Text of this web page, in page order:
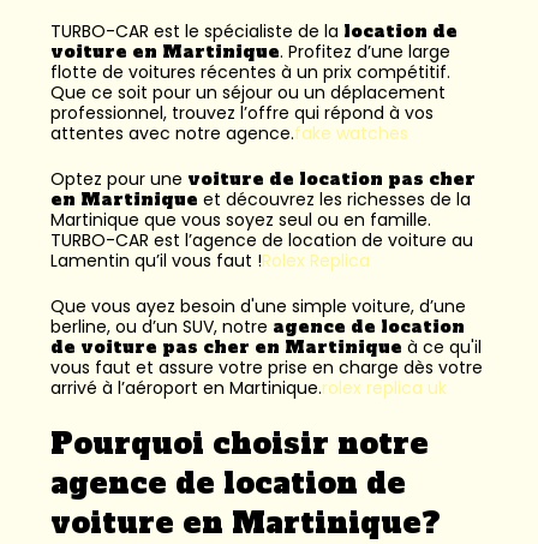
TURBO-CAR est le spécialiste de la location de
voiture en Martinique. Profitez d’une large
flotte de voitures récentes à un prix compétitif.
Que ce soit pour un séjour ou un déplacement
professionnel, trouvez l’offre qui répond à vos
attentes avec notre agence.fake watches
Optez pour une voiture de location pas cher
en Martinique et découvrez les richesses de la
Martinique que vous soyez seul ou en famille.
TURBO-CAR est l’agence de location de voiture au
Lamentin qu’il vous faut !Rolex Replica
Que vous ayez besoin d'une simple voiture, d’une
berline, ou d’un SUV, notre agence de location
de voiture pas cher en Martinique à ce qu'il
vous faut et assure votre prise en charge dès votre
arrivé à l’aéroport en Martinique.rolex replica uk
Pourquoi choisir notre
agence de location de
voiture en Martinique?